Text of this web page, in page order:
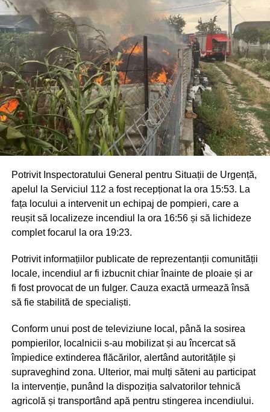
Potrivit Inspectoratului General pentru Situații de Urgență,
apelul la Serviciul 112 a fost recepționat la ora 15:53. La
fața locului a intervenit un echipaj de pompieri, care a
reușit să localizeze incendiul la ora 16:56 și să lichideze
complet focarul la ora 19:23.
Potrivit informațiilor publicate de reprezentanții comunității
locale, incendiul ar fi izbucnit chiar înainte de ploaie și ar
fi fost provocat de un fulger. Cauza exactă urmează însă
să fie stabilită de specialiști.
Conform unui post de televiziune local, până la sosirea
pompierilor, localnicii s-au mobilizat și au încercat să
împiedice extinderea flăcărilor, alertând autoritățile și
supraveghind zona. Ulterior, mai mulți săteni au participat
la intervenție, punând la dispoziția salvatorilor tehnică
agricolă și transportând apă pentru stingerea incendiului.